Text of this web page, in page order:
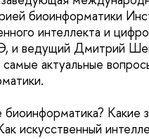
биоинформатики
интеллекта и
ведущий Дмитрий
актуальные
биоинформатика? Какие
искусственный